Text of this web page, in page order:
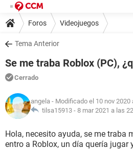
Foros Videojuegos
Tema Anterior
Se me traba Roblox (PC),
Cerrado
angela - Modificado el 10 nov 2020
tilsa15913 - 8 mar 2021 a las
Hola, necesito ayuda, se me traba
entro a Roblox, un día quería jugar